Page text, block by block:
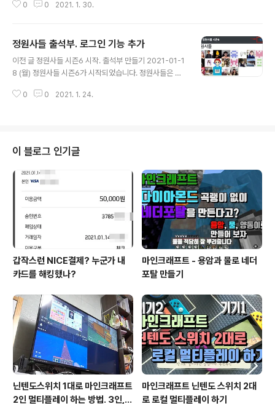
일일 커밋을 하는 모임이라고 보면 됩니다. 커밋을 할 때마
를 만들어 보았습니다. 수정한 내용은 다음 커밋 내역을 보
면 알 수 있습니다. tools app 추가. admin 용 운영툴 · ju
nho85/garden6@747f3a9 login url 설정 login 시 r
록 form 추가 github.com tools 앱 추가 기본적으로 d
0 0 2021. 1. 30.
정원사들 출석부. 로그인 기능 추가
이전 글 정원사들 시즌6 시작. 출석부 만들기 2021-01-1
8 (월) 정원사들 시즌6가 시작되었습니다. 정원사들은 간
됩니다. 커밋을 할 때마다 초록색 점들이 생기고 이것을 정
공유하는 플랫폼 서비스 wikidocs.net common/urls.
py에 login/logout url 추가 common/urls.py에 logi
n/logout url을 추가합니다. path('login/', auth_views.
LoginView.as_view(template_name='login..
0 0 2021. 1. 24.
이 블로그 인기글
갑작스런 NICE결제? 누군가 내
카드를 해킹했나?
마인크래프트 - 용암과 물로 네더
포탈 만들기
닌텐도스위치 1대로 마인크래프트
2인 멀티플레이 하는 방법. 3인, 4
마인크래프트 닌텐도 스위치 2대
로 로컬 멀티플레이 하기